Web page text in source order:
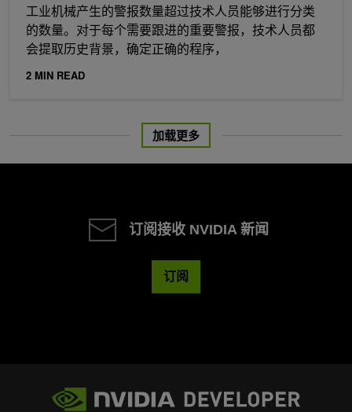
工业机械产生的警报数量超过技术人员能够进行分类
的数量。对于每个需要跟进的重要警报，技术人员都
会提取历史背景，确定正确的程序，
2 MIN READ
加载更多
订阅接收 NVIDIA 新闻
订阅